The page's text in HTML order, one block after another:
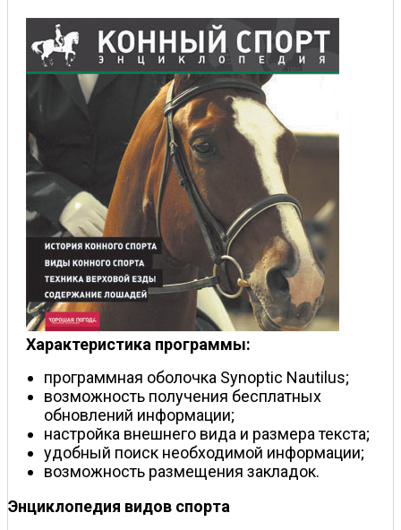
Характеристика программы:
программная оболочка Synoptic Nautilus;
возможность получения бесплатных
обновлений информации;
настройка внешнего вида и размера текста;
удобный поиск необходимой информации;
возможность размещения закладок.
Энциклопедия видов спорта